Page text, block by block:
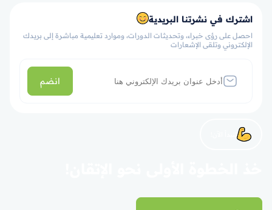
اشترك في نشرتنا البريدية
احصل على رؤى خبراء، وتحديثات الدورات، وموارد تعليمية مباشرة إلى بريدك
الإلكتروني وتلقى الإشعارات
انضم